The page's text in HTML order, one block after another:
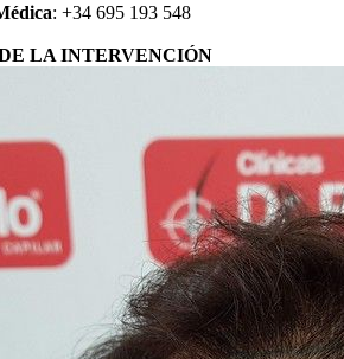
: +34 695 193 548
LA INTERVENCIÓN